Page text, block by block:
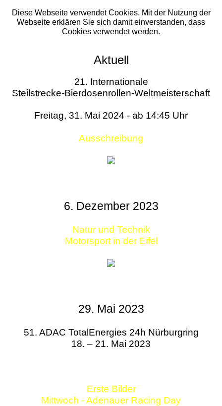
Diese Webseite verwendet Cookies. Mit der Nutzung der
Webseite erklären Sie sich damit einverstanden, dass
Cookies verwendet werden.
Aktuell
21. Internationale
Steilstrecke-Bierdosenrollen-Weltmeisterschaft
Freitag, 31. Mai 2024 - ab 14:45 Uhr
Ausschreibung
6. Dezember 2023
Natur und Technik
Motorsport in der Eifel
29. Mai 2023
51. ADAC TotalEnergies 24h Nürburgring
18. – 21. Mai 2023
Erste Bilder
Mittwoch - Adenauer Racing Day